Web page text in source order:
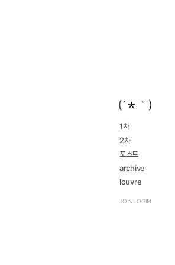
1차
navigate_next2016...
navigate_next 2023...
2차
navigate_next2016...
2023...
포스트
archive
navigate_nextreview
louvre
JOINLOGIN